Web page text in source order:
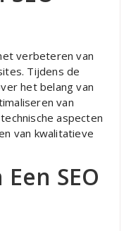
verbeteren van
Tijdens de
het belang van
van
aspecten
van kwalitatieve
SEO